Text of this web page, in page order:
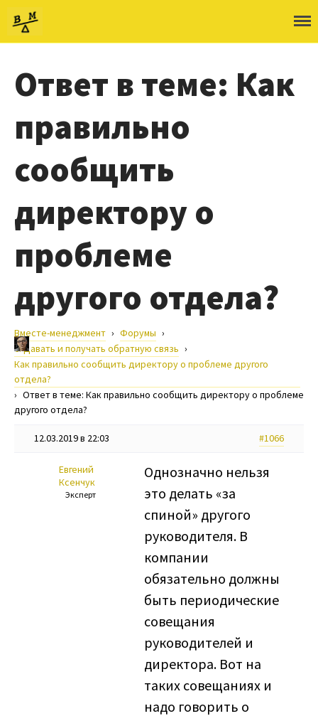
Об авторе
Войти
Ответ в теме: Как
правильно
сообщить
директору о
проблеме
другого отдела?
Вместе-менеджмент › Форумы ›
6. Давать и получать обратную связь ›
Как правильно сообщить директору о проблеме другого
отдела?
› Ответ в теме: Как правильно сообщить директору о проблеме
другого отдела?
12.03.2019 в 22:03 #1066
Евгений
Ксенчук
Эксперт
Однозначно нельзя
это делать «за
спиной» другого
руководителя. В
компании
обязательно должны
быть периодические
совещания
руководителей и
директора. Вот на
таких совещаниях и
надо говорить о